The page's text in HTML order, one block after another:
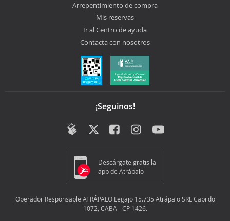
Arrepentimiento de compra
Mis reservas
Ir al Centro de ayuda
Contacta con nosotros
¡Seguinos!
Descárgate gratis la
app de Atrápalo
Operador Responsable ATRÁPALO Legajo 15.735 Atrápalo SRL Cabildo
1072, CABA - CP 1426.